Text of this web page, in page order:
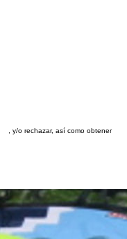
, y/o rechazar, así como obtener